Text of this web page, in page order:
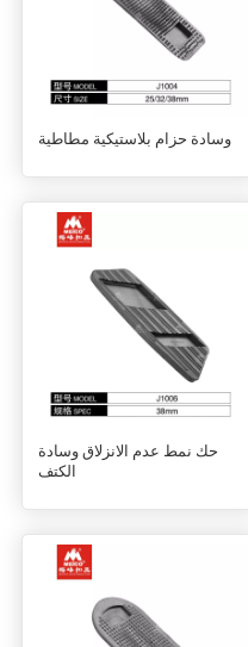
وسادة حزام بلاستيكية مطاطية
حك نمط عدم الانزلاق وسادة
الكتف